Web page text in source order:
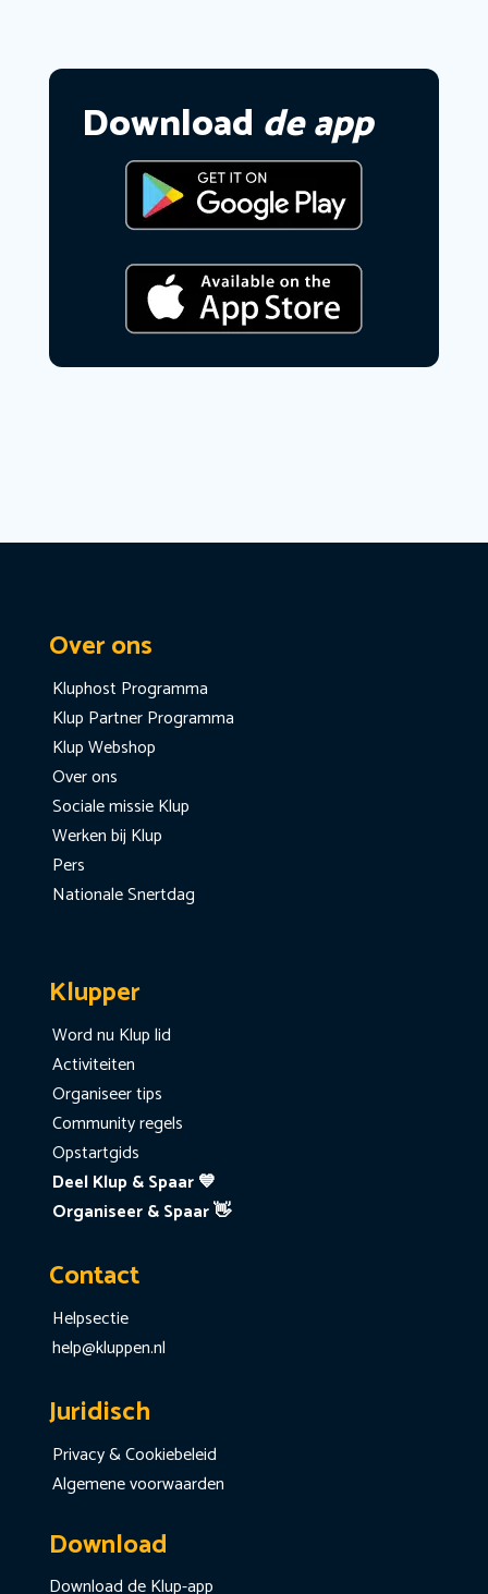
Download de app
Over ons
Kluphost Programma
Klup Partner Programma
Klup Webshop
Over ons
Sociale missie Klup
Werken bij Klup
Pers
Nationale Snertdag
Klupper
Word nu Klup lid
Activiteiten
Organiseer tips
Community regels
Opstartgids
Deel Klup & Spaar 💙
Organiseer & Spaar 👋
Contact
Helpsectie
help@kluppen.nl
Juridisch
Privacy & Cookiebeleid
Algemene voorwaarden
Download
Download de Klup-app